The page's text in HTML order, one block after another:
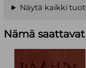
Näytä kaikki
Nämä